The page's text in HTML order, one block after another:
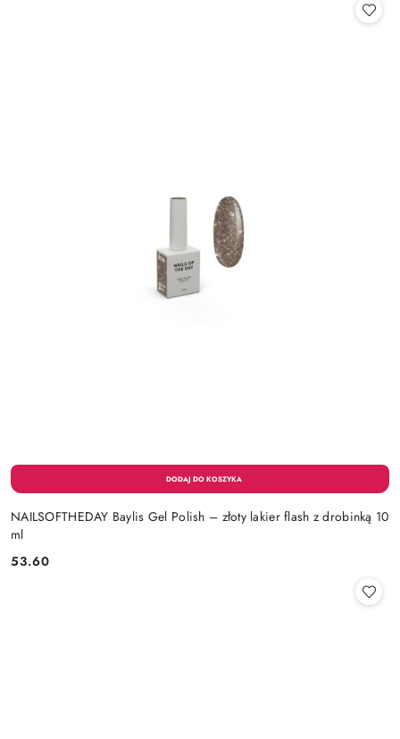
NAILSOFTHEDAY Baylis Gel Polish – złoty lakier flash z drobinką 10
ml
Cena:
53.60